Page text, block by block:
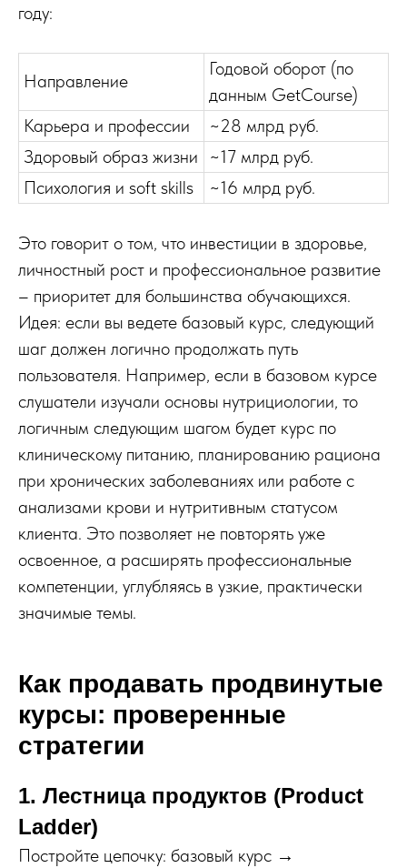
году:
Направление
Годовой оборот (по
данным GetCourse)
Карьера и профессии
~28 млрд руб.
Здоровый образ жизни
~17 млрд руб.
Психология и soft skills
~16 млрд руб.
Это говорит о том, что инвестиции в здоровье,
личностный рост и профессиональное развитие
– приоритет для большинства обучающихся.
Идея: если вы ведете базовый курс, следующий
шаг должен логично продолжать путь
пользователя. Например, если в базовом курсе
слушатели изучали основы нутрициологии, то
логичным следующим шагом будет курс по
клиническому питанию, планированию рациона
при хронических заболеваниях или работе с
анализами крови и нутритивным статусом
клиента. Это позволяет не повторять уже
освоенное, а расширять профессиональные
компетенции, углубляясь в узкие, практически
значимые темы.
Как продавать продвинутые
курсы: проверенные
стратегии
1. Лестница продуктов (Product
Ladder)
Постройте цепочку: базовый курс →